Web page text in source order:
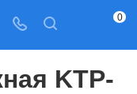
0
KTP-